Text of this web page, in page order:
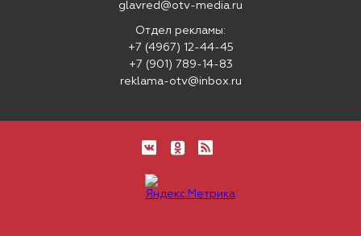
glavred@otv-media.ru
Отдел рекламы:
+7 (4967) 12-44-45
+7 (901) 789-14-83
reklama-otv@inbox.ru